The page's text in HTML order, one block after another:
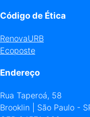
Código de Ética
RenovaURB
Ecoposte
Endereço
Rua Taperoá, 58
Brooklin | São Paulo -